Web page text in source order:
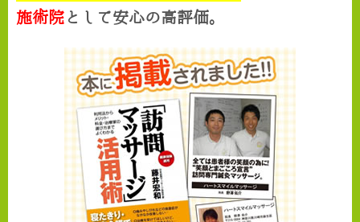
施術院 として安心の高評価。